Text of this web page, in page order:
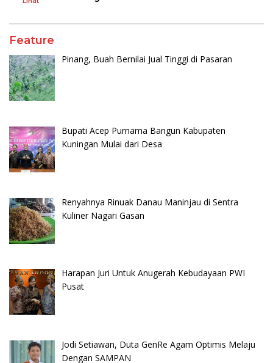
Feature
Pinang, Buah Bernilai Jual Tinggi di Pasaran
Bupati Acep Purnama Bangun Kabupaten
Kuningan Mulai dari Desa
Renyahnya Rinuak Danau Maninjau di Sentra
Kuliner Nagari Gasan
Harapan Juri Untuk Anugerah Kebudayaan PWI
Pusat
Jodi Setiawan, Duta GenRe Agam Optimis Melaju
Dengan SAMPAN